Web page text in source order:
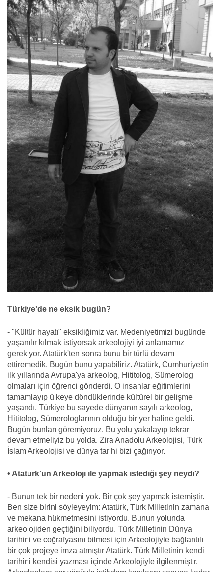
Türkiye'de ne eksik bugün?
- "Kültür hayatı" eksikliğimiz var. Medeniyetimizi bugünde
yaşanılır kılmak istiyorsak arkeolojiyi iyi anlamamız
gerekiyor. Atatürk'ten sonra bunu bir türlü devam
ettiremedik. Bugün bunu yapabiliriz. Atatürk, Cumhuriyetin
ilk yıllarında Avrupa'ya arkeolog, Hititolog, Sümerolog
olmaları için öğrenci gönderdi. O insanlar eğitimlerini
tamamlayıp ülkeye döndüklerinde kültürel bir gelişme
yaşandı. Türkiye bu sayede dünyanın sayılı arkeolog,
Hititolog, Sümerologlarının olduğu bir yer haline geldi.
Bugün bunları göremiyoruz. Bu yolu yakalayıp tekrar
devam etmeliyiz bu yolda. Zira Anadolu Arkeolojisi, Türk
İslam Arkeolojisi ve dünya tarihi bizi çağırıyor.
• Atatürk'ün Arkeoloji ile yapmak istediği şey neydi?
- Bunun tek bir nedeni yok. Bir çok şey yapmak istemiştir.
Ben size birini söyleyeyim: Atatürk, Türk Milletinin zamana
ve mekana hükmetmesini istiyordu. Bunun yolunda
arkeolojiden geçtiğini biliyordu. Türk Milletinin Dünya
tarihini ve coğrafyasını bilmesi için Arkeolojiyle bağlantılı
bir çok projeye imza atmıştır Atatürk. Türk Milletinin kendi
tarihini kendisi yazması içinde Arkeolojiyle ilgilenmiştir.